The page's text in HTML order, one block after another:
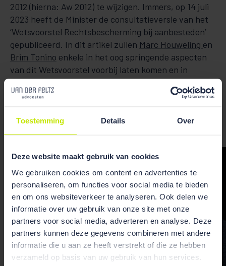
Toestemming Details Over
Deze website maakt gebruik van cookies
We gebruiken cookies om content en advertenties te
personaliseren, om functies voor social media te bieden
en om ons websiteverkeer te analyseren. Ook delen we
informatie over uw gebruik van onze site met onze
partners voor social media, adverteren en analyse. Deze
partners kunnen deze gegevens combineren met andere
informatie die u aan ze heeft verstrekt of die ze hebben
verzameld op basis van uw gebruik van hun services.
2012 (hierna: Aw 2012) te wijzigen. Immers, op 14 juli
2023 heeft de Minister de consultatieversie van het
‘Wetsvoorstel Rechtsbescherming bij aanbesteden’
gepubliceerd. In dit artikel zullen Marc Houweling en
Brim Tonino enkele in het oog springende aspecten
van dit Wetsvoorstel voorbij laten komen en in
context plaatsen.